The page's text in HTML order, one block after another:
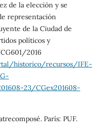
de la elección y se
representación
de la Ciudad de
políticos y
2016
historico/recursos/IFE-
23/CGex201608-
París: PUF.